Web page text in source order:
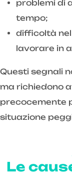
problemi di
tempo;
difficoltà
lavorare in
Questi segnali
ma richiedono
precocemente
situazione
Le